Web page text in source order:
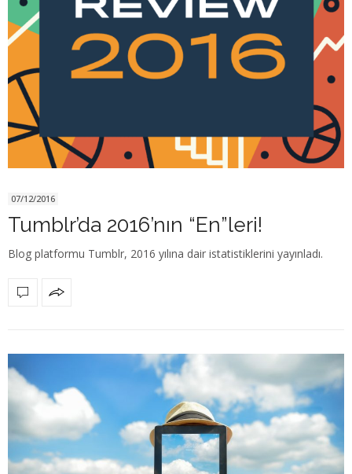
07/12/2016
Tumblr’da 2016’nın “En”leri!
Blog platformu Tumblr, 2016 yılına dair istatistiklerini yayınladı.